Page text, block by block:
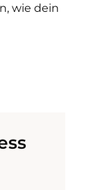
wie dein